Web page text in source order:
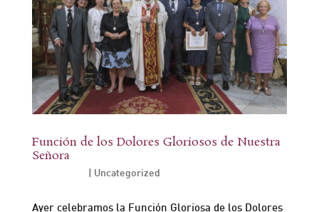
Función de los Dolores Gloriosos de Nuestra
Señora
| Uncategorized
Ayer celebramos la Función Gloriosa de los Dolores